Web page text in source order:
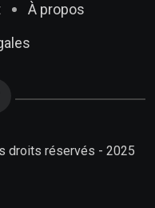
À propos
droits réservés - 2025